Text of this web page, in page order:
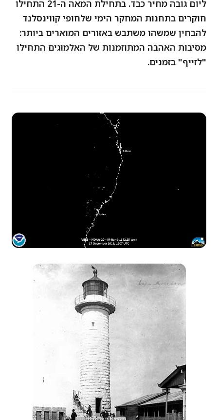
ליום גובה מחיר כבד. בתחילת המאה ה-21 התחילו
חוקרים בתחנות המחקר הימי שלחופי קווינסלנד
להבחין שמשהו משתבש באזורים המוארים ביותר:
מסיבות האהבה המתוזמנות של האלמוגים התחילו
"לזייף" בזמנים.